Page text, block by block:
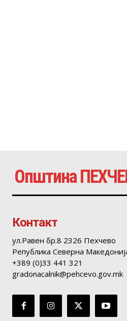
Општина
Контакт
ул.Равен бр.8 2326 Пехчево
Република Северна
+389 (0)33 441 321
gradonacalnik@pehcevo.gov.mk